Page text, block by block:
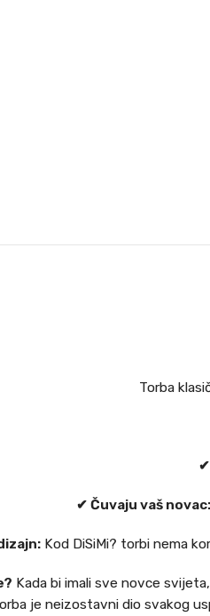
Torba
✔ Čuvaju vaš novac:
Kod DiSiMi? torbi nema
Kada bi imali sve novce
je neizostavni dio svakog